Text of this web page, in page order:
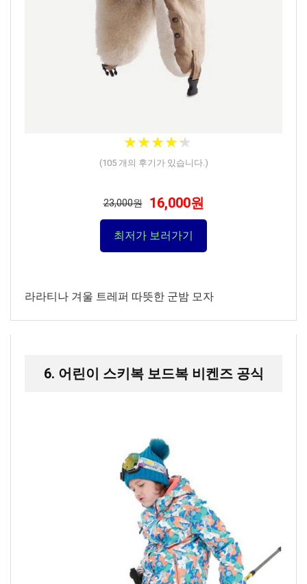
★★★★★
★★★★★
(105개의 후기가 있습니다.)
23,000원 16,000원
최저가 보러가기
라라티나 겨울 트레퍼 따뜻한 군밤 모자
6. 어린이 스키복 보드복 비켄즈 공식